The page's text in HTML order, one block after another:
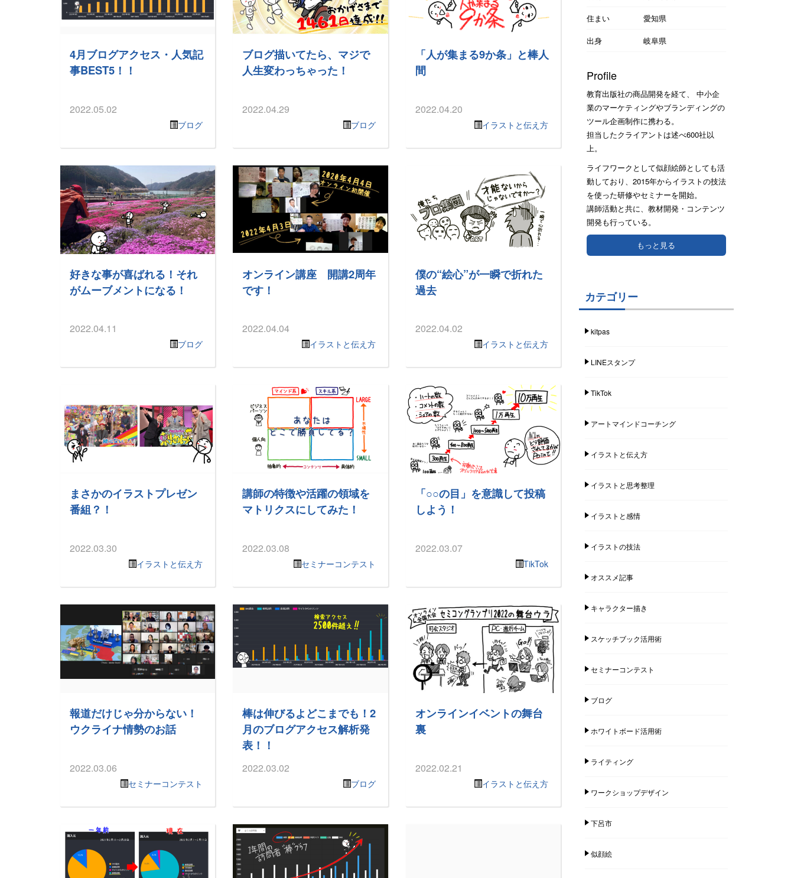
4月ブログアクセス・人気記
事BEST5！！
2022.05.02
ブログ
ブログ描いてたら、マジで
人生変わっちゃった！
2022.04.29
ブログ
「人が集まる9か条」と棒人
間
2022.04.20
イラストと伝え方
好きな事が喜ばれる！それ
がムーブメントになる！
2022.04.11
ブログ
オンライン講座 開講2周年
です！
2022.04.04
イラストと伝え方
僕の“絵心”が一瞬で折れた
過去
2022.04.02
イラストと伝え方
まさかのイラストプレゼン
番組？！
2022.03.30
イラストと伝え方
講師の特徴や活躍の領域を
マトリクスにしてみた！
2022.03.08
セミナーコンテスト
「○○の目」を意識して投稿
しよう！
2022.03.07
TikTok
報道だけじゃ分からない！
ウクライナ情勢のお話
2022.03.06
セミナーコンテスト
棒は伸びるよどこまでも！2
月のブログアクセス解析発
表！！
2022.03.02
ブログ
オンラインイベントの舞台
裏
2022.02.21
イラストと伝え方
住まい
愛知県
出身
岐阜県
Profile
教育出版社の商品開発を経て、 中小企
業のマーケティングやブランディングの
ツール企画制作に携わる。
担当したクライアントは述べ600社以
上。
ライフワークとして似顔絵師としても活
動しており、2015年からイラストの技法
を使った研修やセミナーを開始。
講師活動と共に、教材開発・コンテンツ
開発も行っている。
もっと見る
カテゴリー
kitpas
LINEスタンプ
TikTok
アートマインドコーチング
イラストと伝え方
イラストと思考整理
イラストと感情
イラストの技法
オススメ記事
キャラクター描き
スケッチブック活用術
セミナーコンテスト
ブログ
ホワイトボード活用術
ライティング
ワークショップデザイン
下呂市
似顔絵